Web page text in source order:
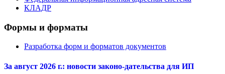
КЛАДР
Формы и форматы
Разработка форм и форматов документов
За август 2026 г.: новости законо-дательства для ИП